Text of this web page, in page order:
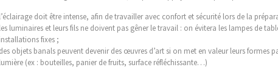
l’éclairage doit être intense, afin de travailler avec confort et sécurité lors de la
les luminaires et leurs fils ne doivent pas gêner le travail : on évitera les lampes de
installations fixes ;
des objets banals peuvent devenir des œuvres d’art si on met en valeur leurs formes
lumière (ex : bouteilles, panier de fruits, surface réfléchissante…)